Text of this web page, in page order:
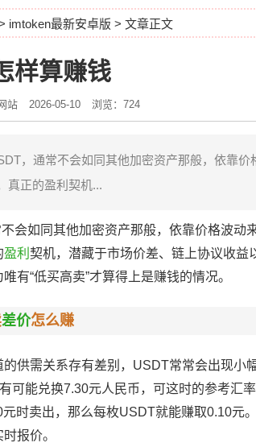
imtoken最新安卓版 > 文章正文
样算赚钱
站 2026-05-10 浏览：724
，通常不会如同其他加密资产那般，依靠
真正的盈利契机...
会如同其他加密资产那般，依靠价格波动
盈利 契机，潜藏于市场价差、链上协议收
有“低买高卖”才算得上是赚钱的情况。
差价怎么赚
的供需关系存有差别，USDT常常会出现小
可能兑换7.30元人民币，可这时的参考汇
时卖出，那么每枚USDT就能赚取0.10元
报价。